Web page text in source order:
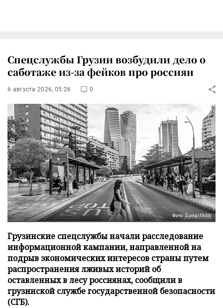
Спецслужбы Грузии возбудили дело о
саботаже из-за фейков про россиян
6 августа 2026, 05:26 0
Фото: Zuma\TASS
Грузинские спецслужбы начали расследование
информационной кампании, направленной на
подрыв экономических интересов страны путем
распространения лживых историй об
оставленных в лесу россиянах, сообщили в
грузинской службе государственной безопасности
(СГБ).